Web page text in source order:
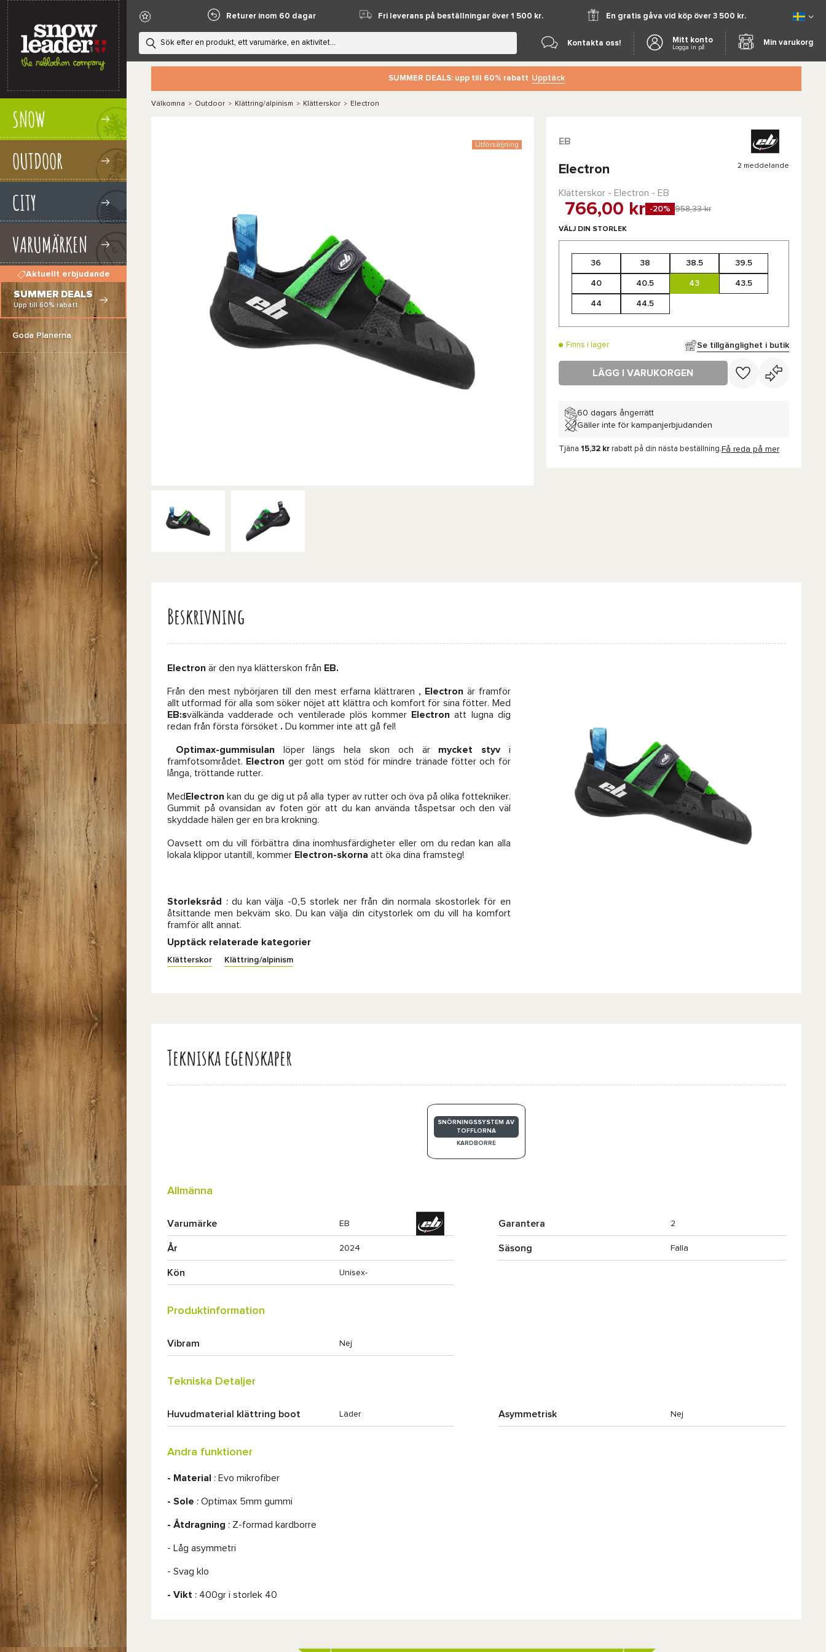
SNOW
OUTDOOR
CITY
VARUMÄRKEN
Aktuellt erbjudande
SUMMER DEALS
Upp till 60% rabatt
Goda Planerna
Returer inom 60 dagar Fri leverans på beställningar över 1 500 kr. En gratis gåva vid köp över 3 500 kr.
Kontakta oss! Mitt konto
Logga in på
Min varukorg
SUMMER DEALS: upp till 60% rabatt Upptäck
Välkomna > Outdoor > Klättring/alpinism > Klätterskor > Electron
Utförsäljning EB
Electron 2 meddelande
Klätterskor - Electron - EB
766,00 kr -20% 958,33 kr
VÄLJ DIN STORLEK
36 38 38.5 39.5
40 40.5 43 43.5
44 44.5
Finns i lager Se tillgänglighet i butik
LÄGG I VARUKORGEN
60 dagars ångerrätt
Gäller inte för kampanjerbjudanden
Tjäna 15,32 kr rabatt på din nästa beställning. Få reda på mer
Beskrivning
Electron är den nya klätterskon från EB.
Från den mest nybörjaren till den mest erfarna klättraren , Electron är framför
allt utformad för alla som söker nöjet att klättra och komfort för sina fötter. Med
EB:svälkända vadderade och ventilerade plös kommer Electron att lugna dig
redan från första försöket . Du kommer inte att gå fel!
Optimax-gummisulan löper längs hela skon och är mycket styvi
framfotsområdet. Electron ger gott om stöd för mindre tränade fötter och för
långa, tröttande rutter.
Med Electron kan du ge dig ut på alla typer av rutter och öva på olika fottekniker.
Gummit på ovansidan av foten gör att du kan använda tåspetsar och den väl
skyddade hälen ger en bra krokning.
Oavsett om du vill förbättra dina inomhusfärdigheter eller om du redan kan alla
lokala klippor utantill, kommer Electron-skorna att öka dina framsteg!
Storleksråd
: du kan välja -0,5 storlek ner från din normala skostorlek för en
åtsittande men bekväm sko. Du kan välja din citystorlek om du vill ha komfort
framför allt annat.
Upptäck relaterade kategorier
Klätterskor Klättring/alpinism
Tekniska egenskaper
SNÖRNINGSSYSTEM AV
TOFFLORNA
KARDBORRE
Allmänna
Varumärke EB Garantera 2
År 2024 Säsong Falla
Kön Unisex-
Produktinformation
Vibram Nej
Tekniska Detaljer
Huvudmaterial klättring boot Läder Asymmetrisk Nej
Andra funktioner
- Material : Evo mikrofiber
- Sole : Optimax 5mm gummi
- Åtdragning : Z-formad kardborre
- Låg asymmetri
- Svag klo
- Vikt : 400gr i storlek 40